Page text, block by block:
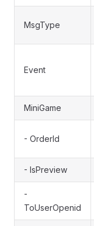
MsgType
Event
MiniGame
- OrderId
- IsPreview
-
ToUserOpenid